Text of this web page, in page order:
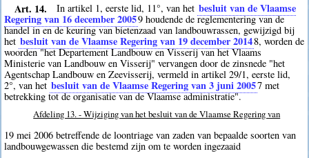
Art. 14. In artikel 1, eerste lid, 11°, van het besluit van de Vlaamse
Regering van 16 december 20059 houdende de reglementering van de
handel in en de keuring van bietenzaad van landbouwrassen, gewijzigd bij
het besluit van de Vlaamse Regering van 19 december 20148, worden de
woorden "het Departement Landbouw en Visserij van het Vlaams
Ministerie van Landbouw en Visserij" vervangen door de zinsnede "het
Agentschap Landbouw en Zeevisserij, vermeld in artikel 29/1, eerste lid,
2°, van het besluit van de Vlaamse Regering van 3 juni 20057 met
betrekking tot de organisatie van de Vlaamse administratie".
Afdeling 13. - Wijziging van het besluit van de Vlaamse Regering van
19 mei 2006 betreffende de loontriage van zaden van bepaalde soorten van
landbouwgewassen die bestemd zijn om te worden ingezaaid